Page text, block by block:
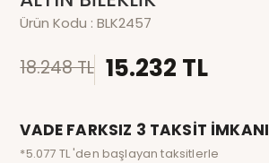
Ürün Kodu :BLK2457
18.248 TL 15.232 TL
VADE FARKSIZ 3 TAKSİT İMKANI
*5.077 TL 'den başlayan taksitlerle